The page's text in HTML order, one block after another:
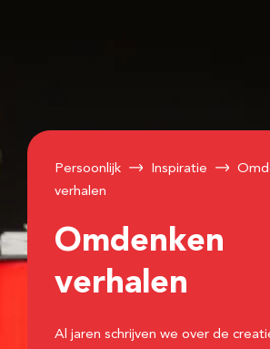
Persoonlijk Inspiratie
verhalen
Omdenken
verhalen
Al jaren schrijven we over de